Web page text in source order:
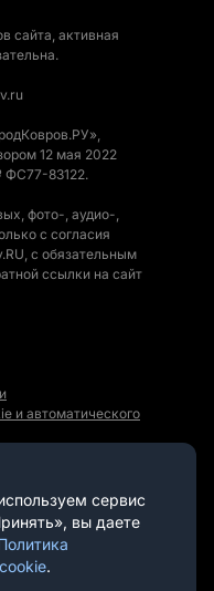
сайта, активная
12 мая 2022
ФС77-83122.
фото-, аудио-,
с согласия
с обязательным
ссылки на сайт
и автоматического
сетях:сервис
вы даете
.